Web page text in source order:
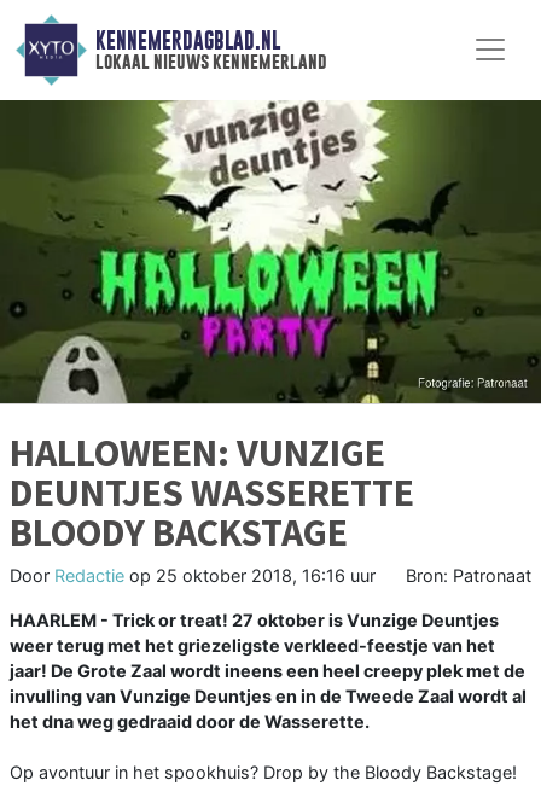
KENNEMERDAGBLAD.NL
lokaal nieuws kennemerland
HALLOWEEN: VUNZIGE
DEUNTJES WASSERETTE
BLOODY BACKSTAGE
Door Redactie op 25 oktober 2018, 16:16 uur Bron: Patronaat
HAARLEM - Trick or treat! 27 oktober is Vunzige Deuntjes
weer terug met het griezeligste verkleed-feestje van het
jaar! De Grote Zaal wordt ineens een heel creepy plek met de
invulling van Vunzige Deuntjes en in de Tweede Zaal wordt al
het dna weg gedraaid door de Wasserette.
Op avontuur in het spookhuis? Drop by the Bloody Backstage!